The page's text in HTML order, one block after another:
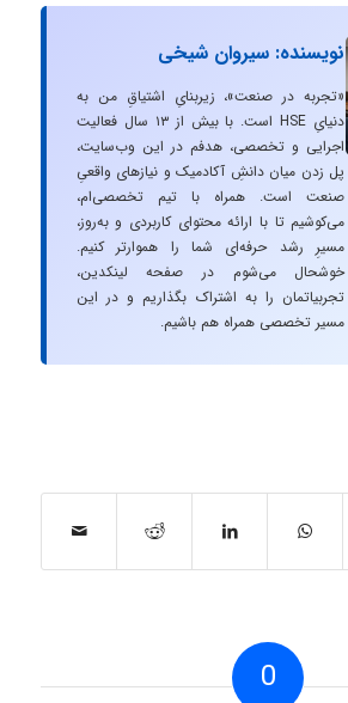
نویسنده: سیروان شیخی
«تجربه در صنعت»، زیربنایِ اشتیاقِ من به
دنیایِ HSE است. با بیش از ۱۳ سال فعالیت
اجرایی و تخصصی، هدفم در این وب‌سایت،
پل زدن میان دانشِ آکادمیک و نیازهای واقعیِ
صنعت است. همراه با تیم تخصصی‌ام،
می‌کوشیم تا با ارائه محتوای کاربردی و به‌روز،
مسیرِ رشد حرفه‌ای شما را هموارتر کنیم.
خوشحال می‌شوم در صفحه لینکدین،
تجربیاتمان را به اشتراک بگذاریم و در این
مسیر تخصصی همراه هم باشیم.
0